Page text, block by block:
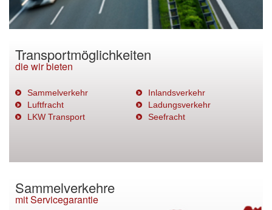
Transportmöglichkeiten
die wir bieten
Sammelverkehr
Inlandsverkehr
Luftfracht
Ladungsverkehr
LKW Transport
Seefracht
Sammelverkehre
mit Servicegarantie